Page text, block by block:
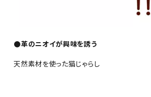
●革のニオイが興味を誘う
天然素材を使った猫じゃらし